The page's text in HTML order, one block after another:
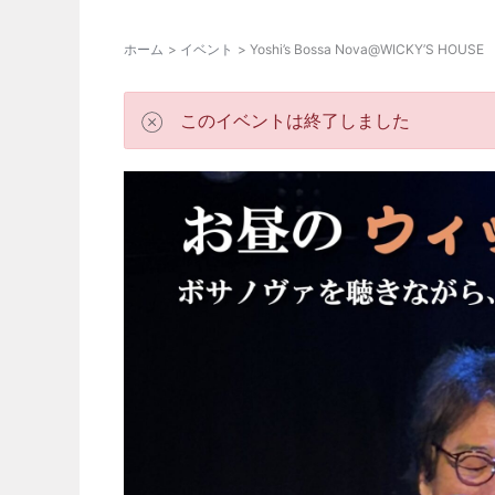
ホーム イベント Yoshi’s Bossa Nova@WICKY’S HOUSE
このイベントは終了しました